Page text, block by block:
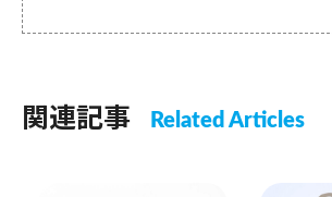
関連記事 Related Articles